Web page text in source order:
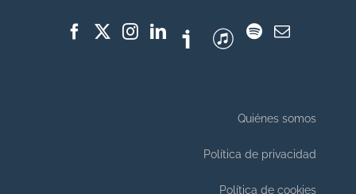
Quiénes somos
Política de privacidad
Política de cookies